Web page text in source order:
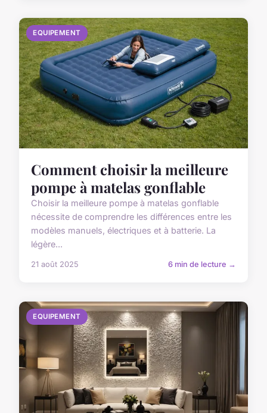
EQUIPEMENT
Comment choisir la meilleure
pompe à matelas gonflable
Choisir la meilleure pompe à matelas gonflable
nécessite de comprendre les différences entre les
modèles manuels, électriques et à batterie. La
légère...
21 août 2025 6 min de lecture →
EQUIPEMENT